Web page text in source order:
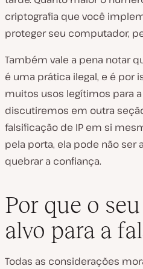
criptografia que você
proteger seu computador,
Também vale a pena notar
é uma prática ilegal, e é por
muitos usos legítimos para
discutiremos em outra
falsificação de IP em si
pela porta, ela pode não ser
quebrar a confiança.
Por que o
alvo para a
Todas as considerações